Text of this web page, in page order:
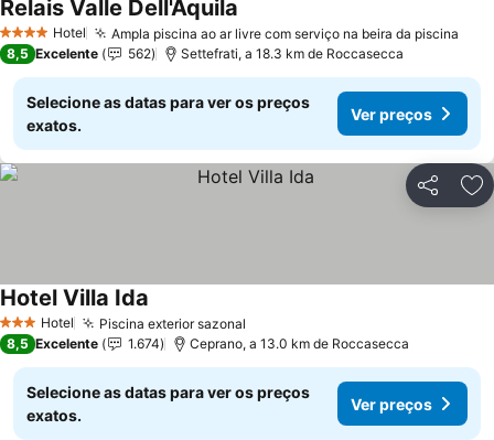
4 EstrelasHotel Ampla piscina ao ar livre com serviço na beira da piscina
Relais Valle Dell'Aquila
8,5 Excelente 562 Settefrati, a 18.3 km de Roccasecca
Selecione as datas para ver os preços
exatos.
Ver preços
Partilhar
3 EstrelasHotel Piscina exterior sazonal
Hotel Villa Ida
8,5 Excelente 1.674 Ceprano, a 13.0 km de Roccasecca
Selecione as datas para ver os preços
exatos.
Ver preços